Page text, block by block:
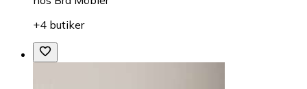
+4 butiker